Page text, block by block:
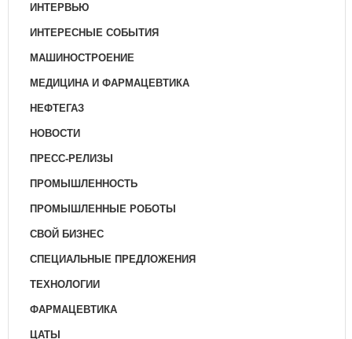
ИНТЕРВЬЮ
ИНТЕРЕСНЫЕ СОБЫТИЯ
МАШИНОСТРОЕНИЕ
МЕДИЦИНА И ФАРМАЦЕВТИКА
НЕФТЕГАЗ
НОВОСТИ
ПРЕСС-РЕЛИЗЫ
ПРОМЫШЛЕННОСТЬ
ПРОМЫШЛЕННЫЕ РОБОТЫ
СВОЙ БИЗНЕС
СПЕЦИАЛЬНЫЕ ПРЕДЛОЖЕНИЯ
ТЕХНОЛОГИИ
ФАРМАЦЕВТИКА
ЦАТЫ